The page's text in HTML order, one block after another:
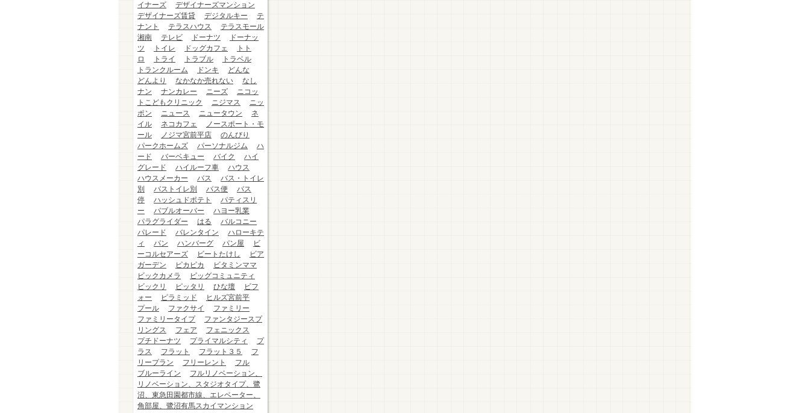
イナーズ
デザイナーズマンション
デザイナーズ賃貸
デジタルキー
テ
ナント
テラスハウス
テラスモール
湘南
テレビ ドーナツ
ドーナッ
ツ
トイレ ドッグカフェ
トト
ロ
トライ トラブル
トラベル
トランクルーム
ドンキ
どんな
どんより
なかなか売れない
なし
ナン
ナンカレー ニーズ
ニコッ
トこどもクリニック
ニジマス
ニッ
ポン
ニュース ニュータウン
ネ
イル
ネコカフェ
ノースポート・モ
ール
ノジマ宮前平店
のんびり
パークホームズ
パーソナルジム
ハ
ード
バーベキュー バイク
ハイ
グレード
ハイルーフ車
ハウス
ハウスメーカー
バス
バス・トイレ
別
バストイレ別 バス便
バス
停
ハッシュドポテト
パティスリ
ー
バブルオーバー
ハヨー乳業
パラグライダー
はる
バルコニー
パレード
バレンタイン
ハローキテ
ィ
パン ハンバーグ パン屋
ビ
ーコルセアーズ
ビートたけし
ビア
ガーデン
ピカピカ
ビタミンママ
ビックカメラ
ビッグコミュニティ
ビックリ
ピッタリ ひな壇
ビフ
ォー
ピラミッド
ヒルズ宮前平
プール
ファクサイ
ファミリー
ファミリータイプ
ファンタジースプ
リングス
フェア
フェニックス
プチドーナツ
プライマルシティ
プ
ラス
フラット フラット３５
フ
リープラン
フリーレント
フル
ブルーライン
フルリノベーション、
リノベーション、スタジオタイプ、鷺
沼、東急田園都市線、エレベーター、
角部屋、鷺沼有馬スカイマンション